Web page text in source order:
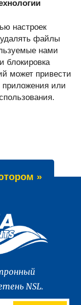
настроек
файлы
нами
блокировка
может привести
приложения или
»
NSL.